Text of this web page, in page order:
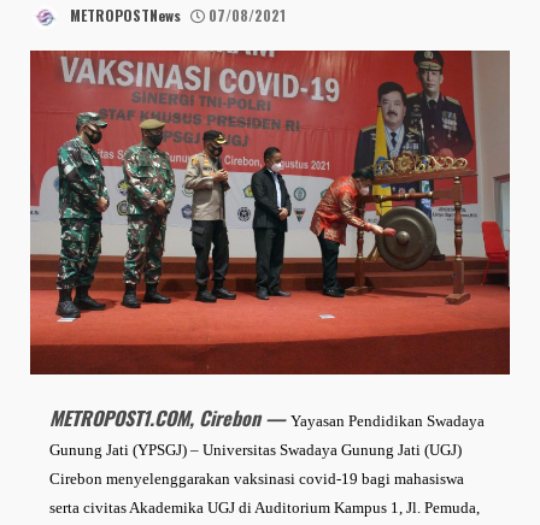
METROPOSTNews 07/08/2021
METROPOST1.COM, Cirebon — Yayasan Pendidikan Swadaya
Gunung Jati (YPSGJ) – Universitas Swadaya Gunung Jati (UGJ)
Cirebon menyelenggarakan vaksinasi covid-19 bagi mahasiswa
serta civitas Akademika UGJ di Auditorium Kampus 1, Jl. Pemuda,